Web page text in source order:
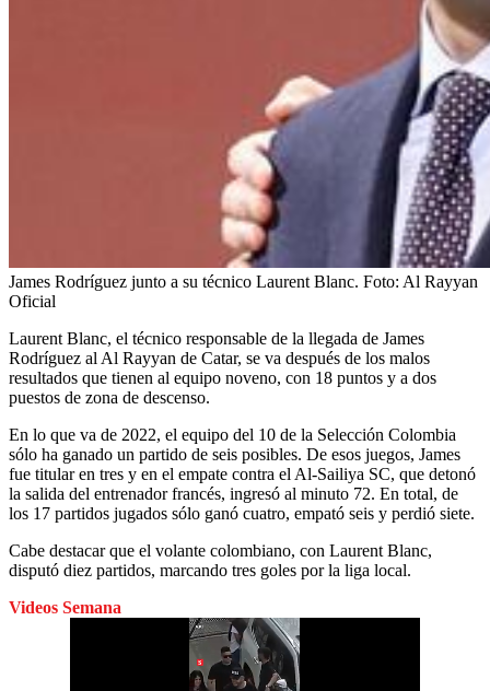
James Rodríguez junto a su técnico Laurent Blanc. Foto: Al Rayyan
Oficial
Laurent Blanc, el técnico responsable de la llegada de James
Rodríguez al Al Rayyan de Catar, se va después de los malos
resultados que tienen al equipo noveno, con 18 puntos y a dos
puestos de zona de descenso.
En lo que va de 2022, el equipo del 10 de la Selección Colombia
sólo ha ganado un partido de seis posibles. De esos juegos, James
fue titular en tres y en el empate contra el Al-Sailiya SC, que detonó
la salida del entrenador francés, ingresó al minuto 72. En total, de
los 17 partidos jugados sólo ganó cuatro, empató seis y perdió siete.
Cabe destacar que el volante colombiano, con Laurent Blanc,
disputó diez partidos, marcando tres goles por la liga local.
Videos Semana